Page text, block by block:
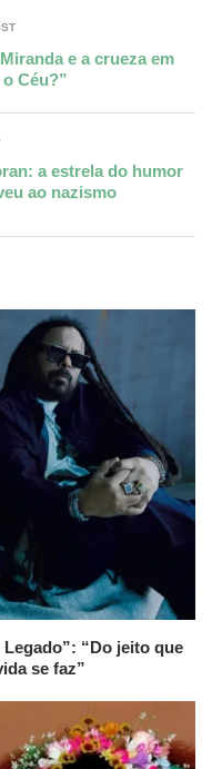
e a crueza em
Céu?”
a estrela do humor
ao nazismo
“Do jeito que
se faz”